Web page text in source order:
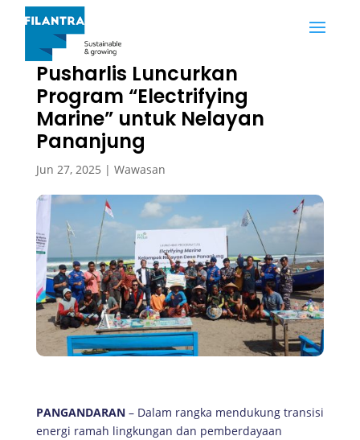
Listrik untuk Rakyat, PLN
Pusharlis Luncurkan
Program “Electrifying
Marine” untuk Nelayan
Pananjung
Jun 27, 2025 | Wawasan
PANGANDARAN– Dalam rangka mendukung transisi
energi ramah lingkungan dan pemberdayaan